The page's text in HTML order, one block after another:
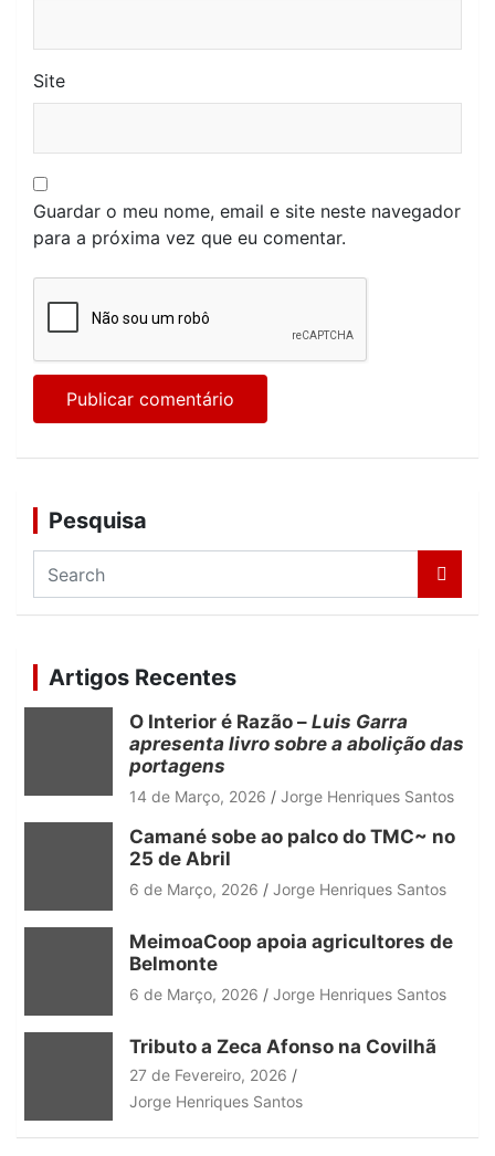
Site
Guardar o meu nome, email e site neste navegador
para a próxima vez que eu comentar.
Pesquisa
a
c
h
Artigos Recentes
O Interior é Razão – Luis Garra
apresenta livro sobre a abolição das
portagens
14 de Março, 2026 Jorge Henriques Santos
Camané sobe ao palco do TMC~ no
25 de Abril
6 de Março, 2026 Jorge Henriques Santos
MeimoaCoop apoia agricultores de
Belmonte
6 de Março, 2026 Jorge Henriques Santos
Tributo a Zeca Afonso na Covilhã
27 de Fevereiro, 2026
Jorge Henriques Santos